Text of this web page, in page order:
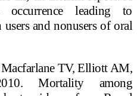
occurrence leading to
and nonusers of oral
TV, Elliott AM,
Mortality among